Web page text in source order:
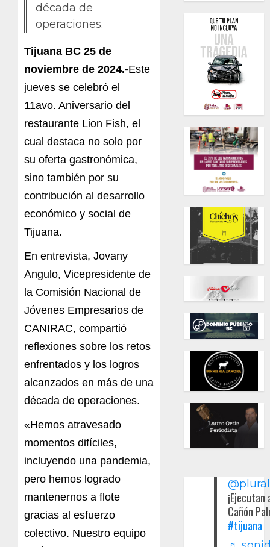
década de
operaciones.
Tijuana BC 25 de
noviembre de 2024.-Este
jueves se celebró el
11avo. Aniversario del
restaurante Lion Fish, el
cual destaca no solo por
su oferta gastronómica,
sino también por su
contribución al desarrollo
económico y social de
Tijuana.
En entrevista, Jovany
Angulo, Vicepresidente de
la Comisión Nacional de
Jóvenes Empresarios de
CANIRAC, compartió
reflexiones sobre los retos
enfrentados y los logros
alcanzados en más de una
década de operaciones.
«Hemos atravesado
momentos difíciles,
incluyendo una pandemia,
pero hemos logrado
mantenernos a flote
gracias al esfuerzo
colectivo. Nuestro equipo
Cañón
#tijuana